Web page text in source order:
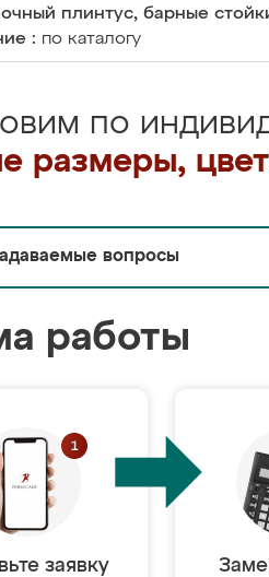
плинтус, барные
: по каталогу
по
размеры,
вопросы
работы
заявку